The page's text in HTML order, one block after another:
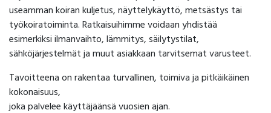
useamman koiran kuljetus, näyttelykäyttö, metsästys tai
työkoiratoiminta. Ratkaisuihimme voidaan yhdistää
esimerkiksi ilmanvaihto, lämmitys, säilytystilat,
sähköjärjestelmät ja muut asiakkaan tarvitsemat varusteet.
Tavoitteena on rakentaa turvallinen, toimiva ja pitkäikäinen
kokonaisuus,
joka palvelee käyttäjäänsä vuosien ajan.